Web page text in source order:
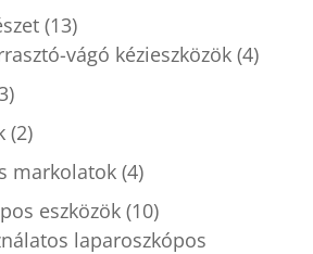
(13)
vágó kézieszközök (4)
(2)
markolatok (4)
eszközök (10)
laparoszkópos